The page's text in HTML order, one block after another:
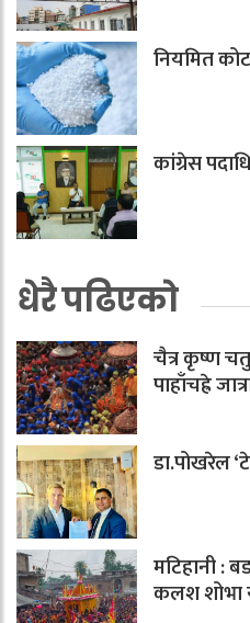
नियमित
कांग्रेस
धेरै पढिएको
चैत्र कृष्ण
पाहाँचह्रे
डा.पोखरेल
मटिहानी :
कलश शोभा